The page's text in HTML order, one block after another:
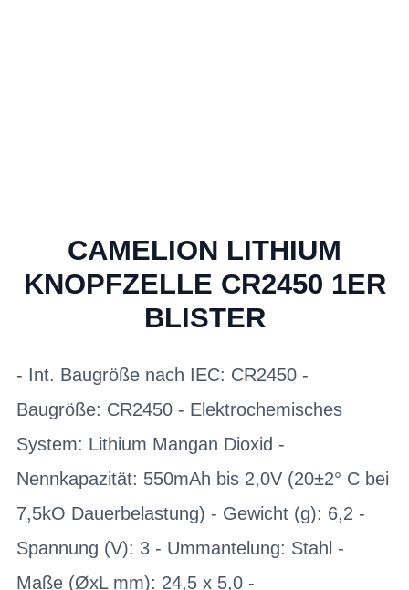
CAMELION LITHIUM
KNOPFZELLE CR2450 1ER
BLISTER
- Int. Baugröße nach IEC: CR2450 -
Baugröße: CR2450 - Elektrochemisches
System: Lithium Mangan Dioxid -
Nennkapazität: 550mAh bis 2,0V (20±2° C bei
7,5kO Dauerbelastung) - Gewicht (g): 6,2 -
Spannung (V): 3 - Ummantelung: Stahl -
Maße (ØxL mm): 24,5 x 5,0 -